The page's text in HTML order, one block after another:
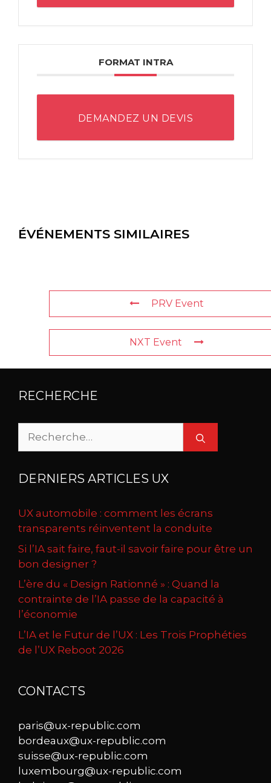
FORMAT INTRA
DEMANDEZ UN DEVIS
ÉVÉNEMENTS SIMILAIRES
PRV Event
NXT Event
RECHERCHE
Rechercher :
DERNIERS ARTICLES UX
UX automobile : comment les écrans
transparents réinventent la conduite
Si l’IA sait faire, faut-il savoir faire pour être un
bon designer ?
L’ère du « Design Rationné » : Quand la
contrainte de l’IA passe de la capacité à
l’économie
L’IA et le Futur de l’UX : Les Trois Prophéties
de l’UX Reboot 2026
CONTACTS
paris@ux-republic.com
bordeaux@ux-republic.com
suisse@ux-republic.com
luxembourg@ux-republic.com